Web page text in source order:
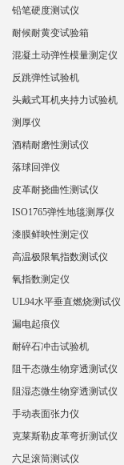
铅笔硬度测试仪
耐候耐黄变试验箱
混凝土动弹性模量测定仪
反跳弹性试验机
头戴式耳机夹持力试验机
测厚仪
酒精耐磨性测试仪
落球回弹仪
皮革耐挠曲性测试仪
ISO1765弹性地毯测厚仪
漆膜鲜映性测定仪
高温极限氧指数测试仪
氧指数测定仪
UL94水平垂直燃烧测试仪
漏电起痕仪
耐碎石冲击试验机
阻干态微生物穿透测试仪
阻湿态微生物穿透测试仪
手动表面张力仪
克莱斯勒皮革弯折测试仪
六足滚筒测试仪